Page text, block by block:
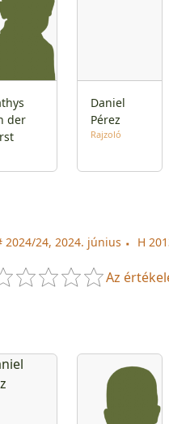
der
Daniel
Pérez
Rajzoló
2024/24, 2024. június H
Az